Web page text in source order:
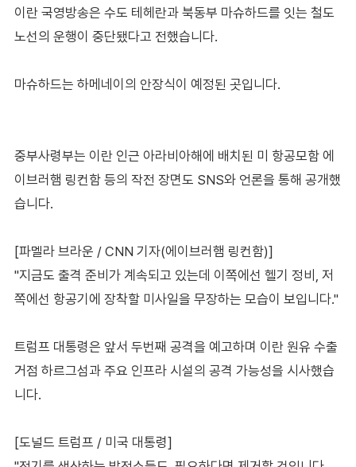
이란 국영방송은 수도 테헤란과 북동부 마슈하드를 잇는 철도
노선의 운행이 중단됐다고 전했습니다.
마슈하드는 하메네이의 안장식이 예정된 곳입니다.
중부사령부는 이란 인근 아라비아해에 배치된 미 항공모함 에
이브러햄 링컨함 등의 작전 장면도 SNS와 언론을 통해 공개했
습니다.
[파멜라 브라운 / CNN 기자(에이브러햄 링컨함)]
"지금도 출격 준비가 계속되고 있는데 이쪽에선 헬기 정비, 저
쪽에선 항공기에 장착할 미사일을 무장하는 모습이 보입니다."
트럼프 대통령은 앞서 두번째 공격을 예고하며 이란 원유 수출
거점 하르그섬과 주요 인프라 시설의 공격 가능성을 시사했습
니다.
[도널드 트럼프 / 미국 대통령]